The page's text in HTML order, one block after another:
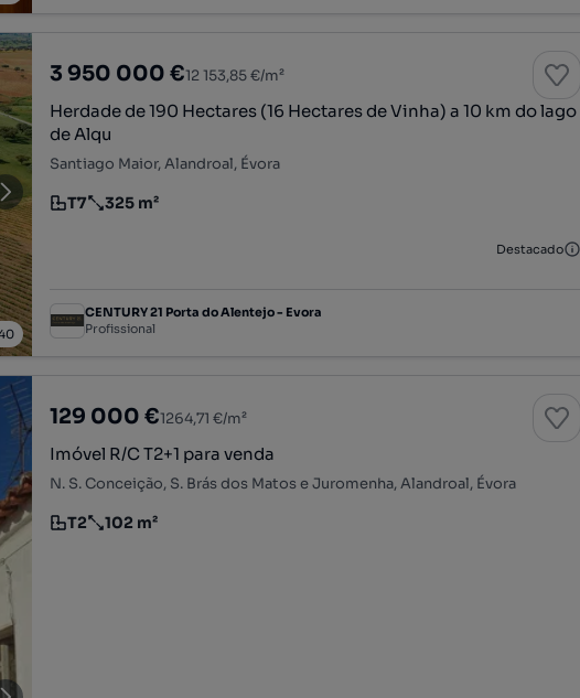
3 950 000 €12 153,85 €/m²
Herdade de 190 Hectares (16 Hectares de Vinha) a 10 km do lago
de Alqu
Santiago Maior, Alandroal, Évora
Tipologia
T7
Preço por metro quadrado
325 m²
Destacado
CENTURY 21 Porta do Alentejo - Evora
Profissional
129 000 €1264,71 €/m²
Imóvel R/C T2+1 para venda
N. S. Conceição, S. Brás dos Matos e Juromenha, Alandroal, Évora
Tipologia
T2
Preço por metro quadrado
102 m²